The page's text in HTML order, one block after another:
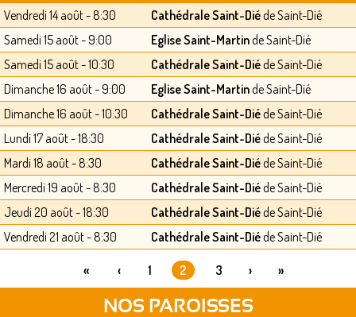
Vendredi 14 août - 8:30 Cathédrale Saint-Diéde Saint-Dié
Samedi 15 août - 9:00
Eglise Saint-Martinde Saint-Dié
Samedi 15 août - 10:30
Cathédrale Saint-Diéde Saint-Dié
Dimanche 16 août - 9:00
Eglise Saint-Martinde Saint-Dié
Dimanche 16 août - 10:30
Cathédrale Saint-Diéde Saint-Dié
Lundi 17 août - 18:30
Cathédrale Saint-Diéde Saint-Dié
Mardi 18 août - 8:30
Cathédrale Saint-Diéde Saint-Dié
Mercredi 19 août - 8:30
Cathédrale Saint-Diéde Saint-Dié
Jeudi 20 août - 18:30
Cathédrale Saint-Diéde Saint-Dié
Vendredi 21 août - 8:30
Cathédrale Saint-Diéde Saint-Dié
« ‹ 1 2 3 › »
NOS PAROISSES